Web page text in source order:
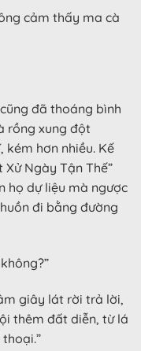
cảm thấy ma cà
đã thoáng bình
rồng xung đột
kém hơn nhiều. Kế
Ngày Tận Thế”
họ dự liệu mà ngược
đi bằng đường
giây lát rời trả lời,
thêm đất diễn, từ lá